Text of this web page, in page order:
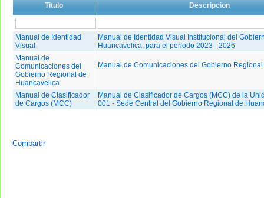
Titulo Descripcion
Manual de Identidad
Visual
Manual de Identidad Visual Institucional del
Huancavelica, para el periodo 2023 - 2026
Manual de
Comunicaciones del
Gobierno Regional de
Huancavelica
Manual de Comunicaciones del Gobierno
Manual de Clasificador
de Cargos (MCC)
Manual de Clasificador de Cargos (MCC) de la
001 - Sede Central del Gobierno Regional de
Compartir